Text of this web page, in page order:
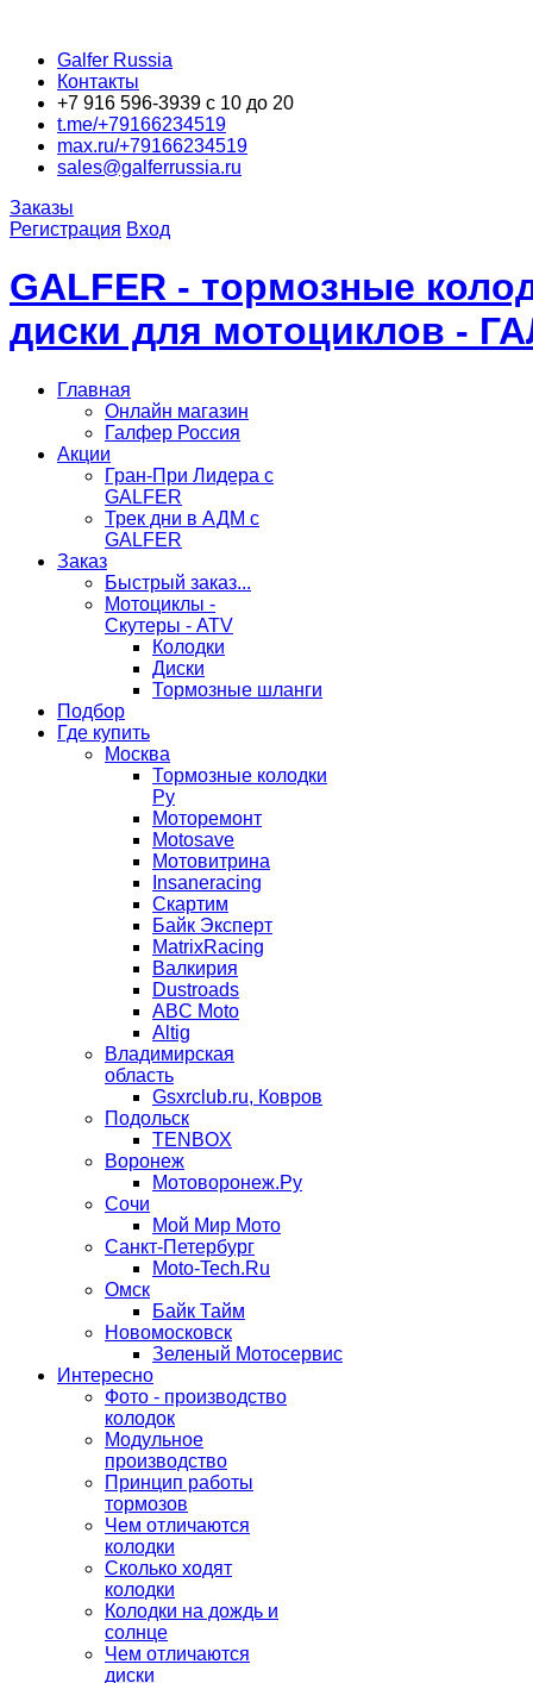
Galfer Russia
Контакты
+7 916 596-3939 с 10 до 20
t.me/+79166234519
max.ru/+79166234519
sales@galferrussia.ru
Заказы
Регистрация Вход
GALFER - тормозные
диски для мотоциклов -
Главная
Онлайн магазин
Галфер Россия
Акции
Гран-При Лидера c
GALFER
Трек дни в АДМ с
GALFER
Заказ
Быстрый заказ...
Мотоциклы -
Скутеры - ATV
Колодки
Диски
Тормозные шланги
Подбор
Где купить
Москва
Тормозные колодки
Ру
Моторемонт
Motosave
Мотовитрина
Insaneracing
Скартим
Байк Эксперт
MatrixRacing
Валкирия
Dustroads
ABC Moto
Altig
Владимирская
область
Gsxrclub.ru, Ковров
Подольск
TENBOX
Воронеж
Мотоворонеж.Ру
Сочи
Мой Мир Мото
Санкт-Петербург
Moto-Tech.Ru
Омск
Байк Тайм
Новомосковск
Зеленый Мотосервис
Интересно
Фото - производство
колодок
Модульное
производство
Принцип работы
тормозов
Чем отличаются
колодки
Сколько ходят
колодки
Колодки на дождь и
солнце
Чем отличаются
диски